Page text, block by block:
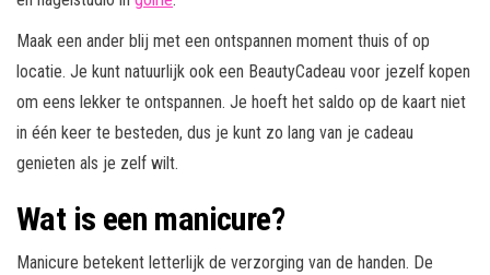
Maak een ander blij met een ontspannen moment thuis of op
locatie. Je kunt natuurlijk ook een BeautyCadeau voor jezelf kopen
om eens lekker te ontspannen. Je hoeft het saldo op de kaart niet
in één keer te besteden, dus je kunt zo lang van je cadeau
genieten als je zelf wilt.
Wat is een manicure?
Manicure betekent letterlijk de verzorging van de handen. De